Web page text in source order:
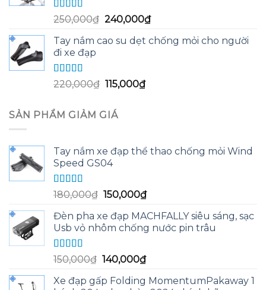
Được xếp
hạng
5
sao
250,000₫ Giá
là:
240,000₫Giá
tại
Tay nắm cao su dẹt chống mỏi cho người
đi xe đạp
Được xếp
hạng
5
220,000₫ Giá
là:
220,000₫.
115,000₫Giá
SẢN PHẨM GIẢM GIÁ
Tay nắm xe đạp thể thao chống mỏi Wind
Speed GS04
Được xếp
hạng
5
sao
180,000₫ Giá
là:
180,000₫.
150,000₫Giá
tại
là:
Đèn pha xe đạp MACHFALLY siêu sáng, sạc
Usb vỏ nhôm chống nước pin trâu
Được xếp
hạng
5
sao
150,000₫ Giá
là:
140,000₫Giá
tại
Xe đạp gấp Folding MomentumPakaway 1